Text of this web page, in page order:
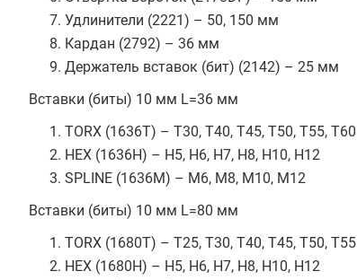
Удлинители (2221) – 50, 150 мм
Кардан (2792) – 36 мм
Держатель вставок (бит) (2142) – 25 мм
Вставки (биты) 10 мм L=36 мм
TORX (1636T) – T30, T40, T45, T50, T55, T60
HEX (1636H) – H5, H6, H7, H8, H10, H12
SPLINE (1636M) – M6, M8, M10, M12
Вставки (биты) 10 мм L=80 мм
TORX (1680T) – T25, T30, T40, T45, T50, T55
HEX (1680H) – H5, H6, H7, H8, H10, H12